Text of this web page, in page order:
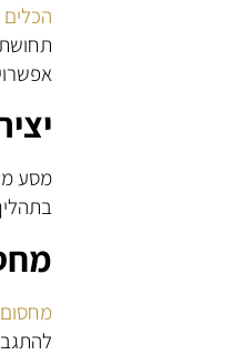
הכלים
מסע